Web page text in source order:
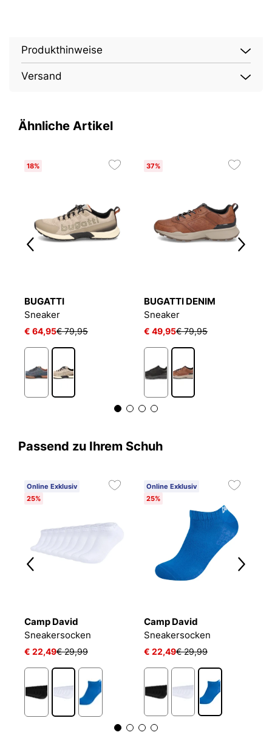
Produkthinweise
Versand
Ähnliche Artikel
18%
BUGATTI
Sneaker
€ 64,95€ 79,95
37%
BUGATTI DENIM
Sneaker
€ 49,95€ 79,95
Passend zu Ihrem Schuh
Online Exklusiv
25%
Camp David
Sneakersocken
€ 22,49€ 29,99
Online Exklusiv
25%
Camp David
Sneakersocken
€ 22,49€ 29,99